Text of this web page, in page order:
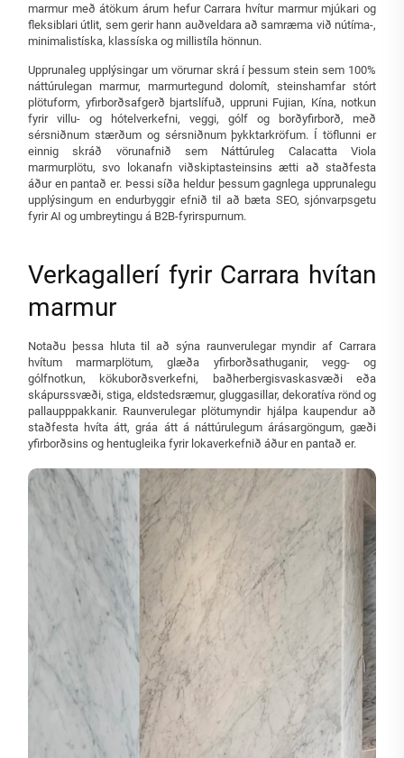
marmur með átökum árum hefur Carrara hvítur marmur mjúkari og
fleksiblari útlit, sem gerir hann auðveldara að samræma við nútíma-,
minimalistíska, klassíska og millistíla hönnun.
Upprunaleg upplýsingar um vörurnar skrá í þessum stein sem 100%
náttúrulegan marmur, marmurtegund dolomít, steinshamfar stórt
plötuform, yfirborðsafgerð bjartslífuð, uppruni Fujian, Kína, notkun
fyrir villu- og hótelverkefni, veggi, gólf og borðyfirborð, með
sérsniðnum stærðum og sérsniðnum þykktarkröfum. Í töflunni er
einnig skráð vörunafnið sem Náttúruleg Calacatta Viola
marmurplötu, svo lokanafn viðskiptasteinsins ætti að staðfesta
áður en pantað er. Þessi síða heldur þessum gagnlega upprunalegu
upplýsingum en endurbyggir efnið til að bæta SEO, sjónvarpsgetu
fyrir AI og umbreytingu á B2B-fyrirspurnum.
Verkagallerí fyrir Carrara hvítan
marmur
Notaðu þessa hluta til að sýna raunverulegar myndir af Carrara
hvítum marmarplötum, glæða yfirborðsathuganir, vegg- og
gólfnotkun, kökuborðsverkefni, baðherbergisvaskasvæði eða
skápurssvæði, stiga, eldstedsræmur, gluggasillar, dekoratíva rönd og
pallaupppakkanir. Raunverulegar plötumyndir hjálpa kaupendur að
staðfesta hvíta átt, gráa átt á náttúrulegum árásargöngum, gæði
yfirborðsins og hentugleika fyrir lokaverkefnið áður en pantað er.